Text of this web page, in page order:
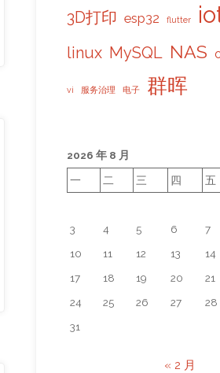
3D打印 esp32 flutter
linux MySQL NAS
vi 服务治理 电子 群晖
2026 年 8 月
一 二 三 四 五
3
4 5 6 7
10
11 12 13 14
17
18 19 20 21
24
25 26 27 28
31
« 2 月